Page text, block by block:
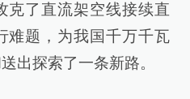
克了直流架空线接续直
难题，为我国千万千瓦
出探索了一条新路。